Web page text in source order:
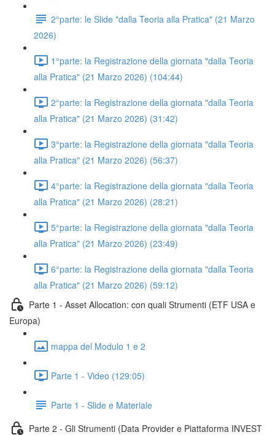
2°parte: le Slide "dalla Teoria alla Pratica" (21 Marzo
2026)
1°parte: la Registrazione della giornata "dalla Teoria
alla Pratica" (21 Marzo 2026) (104:44)
2°parte: la Registrazione della giornata "dalla Teoria
alla Pratica" (21 Marzo 2026) (31:42)
3°parte: la Registrazione della giornata "dalla Teoria
alla Pratica" (21 Marzo 2026) (56:37)
4°parte: la Registrazione della giornata "dalla Teoria
alla Pratica" (21 Marzo 2026) (28:21)
5°parte: la Registrazione della giornata "dalla Teoria
alla Pratica" (21 Marzo 2026) (23:49)
6°parte: la Registrazione della giornata "dalla Teoria
alla Pratica" (21 Marzo 2026) (59:12)
Parte 1 - Asset Allocation: con quali Strumenti (ETF USA e
Europa)
mappa del Modulo 1 e 2
Parte 1 - Video (129:05)
Parte 1 - Slide e Materiale
Parte 2 - Gli Strumenti (Data Provider e Piattaforma INVEST